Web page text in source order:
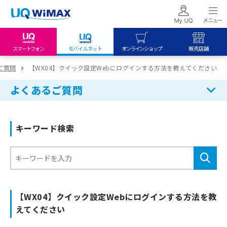
スマートフォン モバイルネット オンラインショップ 販売店舗
my UQ WiMAX
UQ WiMAX ご契約の方
My UQ mobile
UQ mobile
UQ mobile
オンラインショップ
UQ WiMAX
UQ mobile
販売店舗
UQ WiMAX
質問 【WX04】クイック設定Webにログインする方法を教えてください
よくあるご質問
キーワード検索
【WX04】クイック設定Webにログインする方法を教
えてください